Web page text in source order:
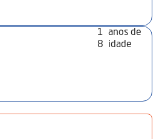
1
8
anos de
idade